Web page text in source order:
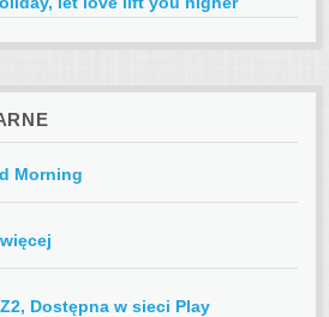
Morning
Dostępna w sieci Play